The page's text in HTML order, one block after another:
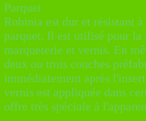
Parquet
Robinia est dur et résistant
parquet. Il est utilisé pour la
marqueterie et vernis. En
deux ou trois couches
immédiatement après
vernis est appliquée dans
offre très spéciale à